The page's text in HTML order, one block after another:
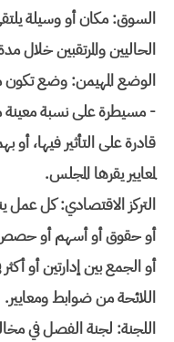
السوق: مكان أو وسيلة
الحاليين والمرتقبين خلال
الوضع المهيمن: وضع تكون
- مسيطرة على نسبة معينة
قادرة على التأثير فيها، أو
لمعايير يقرها المجلس.
التركز الاقتصادي: كل عمل
أو حقوق أو أسهم أو حصص
أو الجمع بين إدارتين أو
اللائحة من ضوابط ومعايير.
اللجنة: لجنة الفصل في